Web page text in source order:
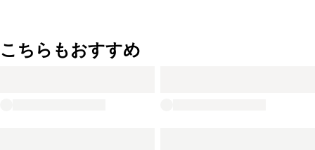
こちらもおすすめ